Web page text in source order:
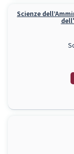
Scienze